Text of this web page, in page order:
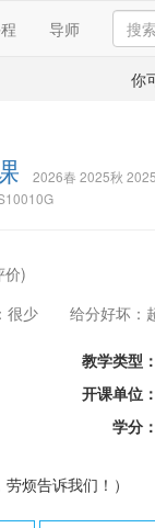
导师
你
2026春 2025秋
价)
很少 给分好坏：
教学类型：
开课单位：
学分：
烦告诉我们！）